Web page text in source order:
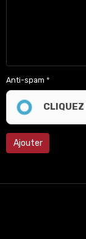
Anti-spam
CLIQUEZ
Ajouter